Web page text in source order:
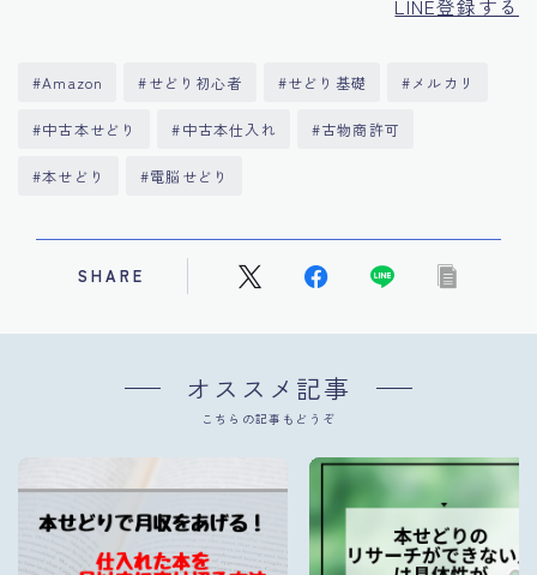
LINE登録する
#Amazon #せどり初心者 #せどり基礎 #メルカリ
#中古本せどり #中古本仕入れ #古物商許可
#本せどり #電脳せどり
SHARE
オススメ記事
こちらの記事もどうぞ